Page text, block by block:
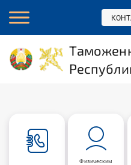
Физическим